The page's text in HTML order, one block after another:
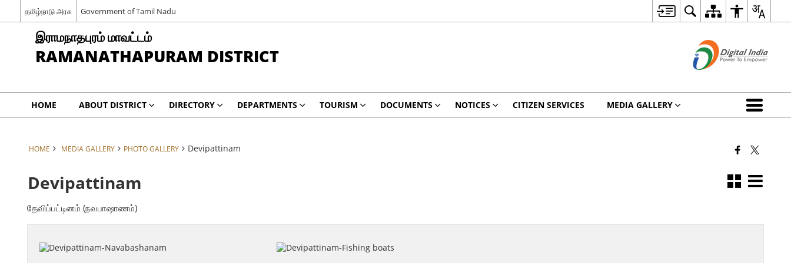
தமிழ்நாடு அரசு Government of Tamil Nadu
இராமநாதபுரம் மாவட்டம்
RAMANATHAPURAM DISTRICT
HOME ABOUT DISTRICT DIRECTORY DEPARTMENTS TOURISM DOCUMENTS NOTICES CITIZEN SERVICES MEDIA GALLERY
HOME MEDIA GALLERY PHOTO GALLERY Devipattinam
Devipattinam
தேவிப்பட்டினம் (நவபாஷாணம்)